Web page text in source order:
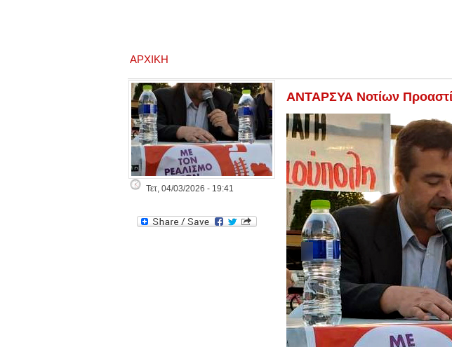
ΑΡΧΙΚΉ
Τετ, 04/03/2026 - 19:41
ΑΝΤΑΡΣΥΑ Νοτίων